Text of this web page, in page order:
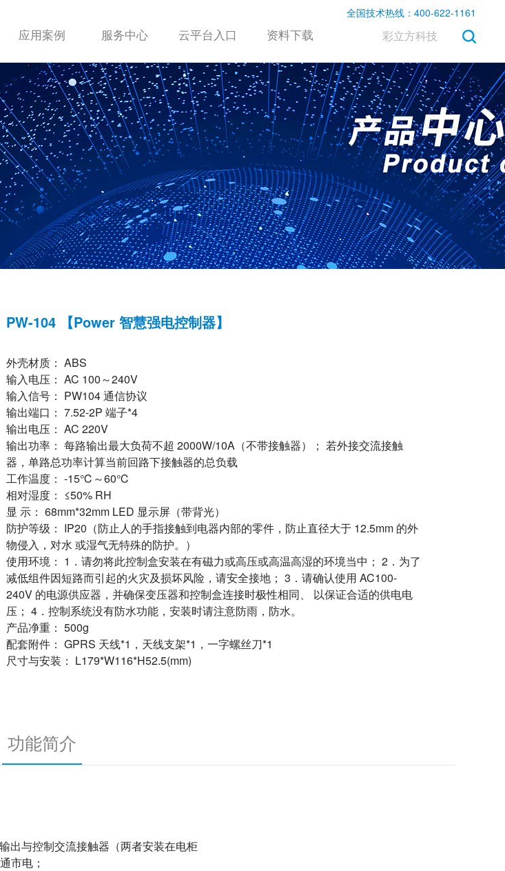
应用案例 服务中心 云平台入口 资料下载 彩立方科技
全国技术热线：400-622-1161
PW-104 【Power 智慧强电控制器】
外壳材质： ABS
输入电压： AC 100～240V
输入信号： PW104 通信协议
输出端口： 7.52-2P 端子*4
输出电压： AC 220V
输出功率： 每路输出最大负荷不超 2000W/10A（不带接触器）； 若外接交流接触
器，单路总功率计算当前回路下接触器的总负载
工作温度： -15℃～60℃
相对湿度： ≤50% RH
显 示： 68mm*32mm LED 显示屏（带背光）
防护等级： IP20（防止人的手指接触到电器内部的零件，防止直径大于 12.5mm 的外
物侵入，对水 或湿气无特殊的防护。）
使用环境： 1．请勿将此控制盒安装在有磁力或高压或高温高湿的环境当中； 2．为了
减低组件因短路而引起的火灾及损坏风险，请安全接地； 3．请确认使用 AC100-
240V 的电源供应器，并确保变压器和控制盒连接时极性相同、 以保证合适的供电电
压； 4．控制系统没有防水功能，安装时请注意防雨，防水。
产品净重： 500g
配套附件： GPRS 天线*1，天线支架*1，一字螺丝刀*1
尺寸与安装： L179*W116*H52.5(mm)
功能简介
出与控制交流接触器（两者安装在电柜
市电；